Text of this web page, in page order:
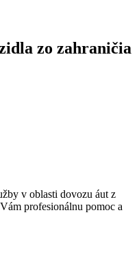
zo zahraničia
v oblasti dovozu áut z
profesionálnu pomoc a